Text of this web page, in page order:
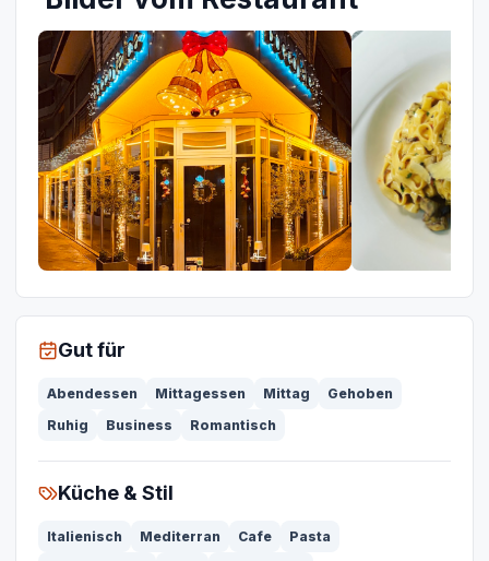
Gut für
Abendessen Mittagessen Mittag
Gehoben
Ruhig
Business Romantisch
Küche & Stil
Italienisch Mediterran Cafe
Pasta